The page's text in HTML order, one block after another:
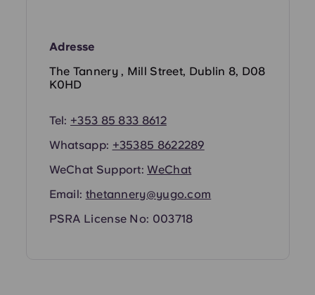
Adresse
The Tannery , Mill Street, Dublin 8, D08
K0HD
Tel: +353 85 833 8612
Whatsapp: +35385 8622289
WeChat Support:WeChat
Email: thetannery@yugo.com
PSRA License No: 003718